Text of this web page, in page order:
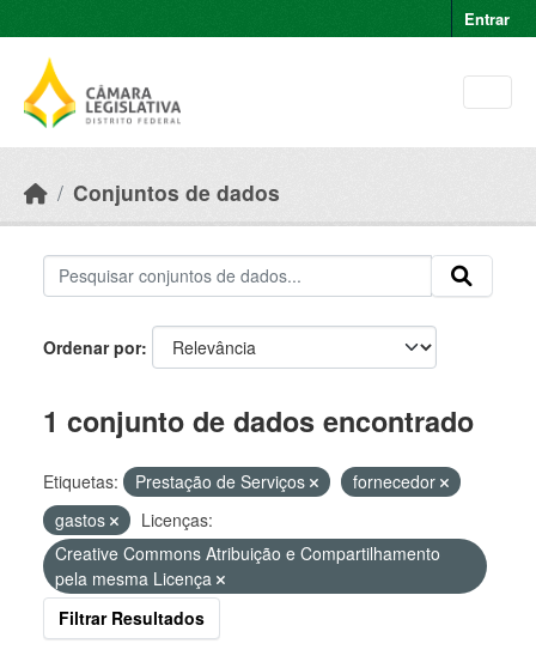
Entrar
Conjuntos de dados
Ordenar por
1 conjunto de dados encontrado
Etiquetas: Prestação de Serviços
fornecedor
gastos
Licenças:
Creative Commons Atribuição e Compartilhamento
pela mesma Licença
Filtrar Resultados